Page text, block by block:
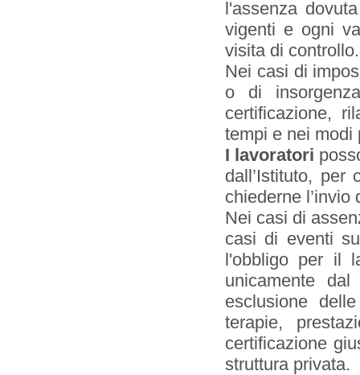
l'assenza
vigenti e ogni
visita di controllo.
Nei casi di
o di
certificazione,
tempi e nei modi
I lavoratori
dall’Istituto,
chiederne
Nei casi di
casi di eventi
l'obbligo per il
unicamente
esclusione
terapie,
certificazione
struttura privata.